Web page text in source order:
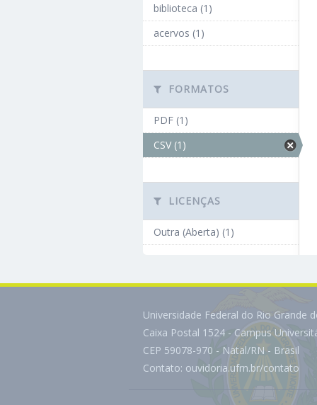
biblioteca (1)
acervos (1)
FORMATOS
PDF (1)
CSV (1)
LICENÇAS
Outra (Aberta) (1)
Universidade Federal do Rio Grande
Caixa Postal 1524 - Campus
CEP 59078-970 - Natal/RN - Brasil
Contato: ouvidoria.ufrn.br/contato